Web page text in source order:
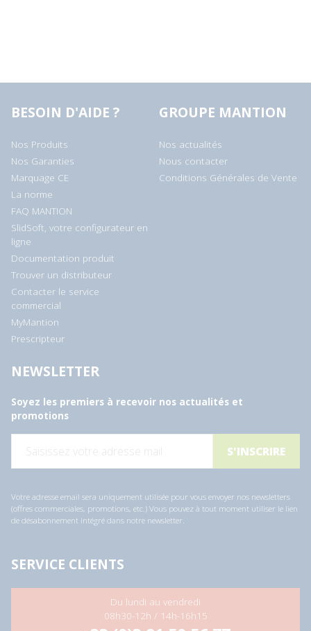
BESOIN D'AIDE ?
Nos Produits
Nos Garanties
Marquage CE
La norme
FAQ MANTION
SlidSoft, votre configurateur en
ligne
Documentation produit
Trouver un distributeur
Contacter le service
commercial
MyMantion
Prescripteur
GROUPE MANTION
Nos actualités
Nous contacter
Conditions Générales de Vente
NEWSLETTER
Soyez les premiers à recevoir nos actualités et
promotions
a
*
Votre adresse email sera uniquement utilisée pour vous envoyer nos newsletters
(offres commerciales, promotions, etc.) Vous pouvez à tout moment utiliser le lien
de désabonnement intégré dans notre newsletter.
SERVICE CLIENTS
Du lundi au vendredi
08h30-12h / 14h-16h15